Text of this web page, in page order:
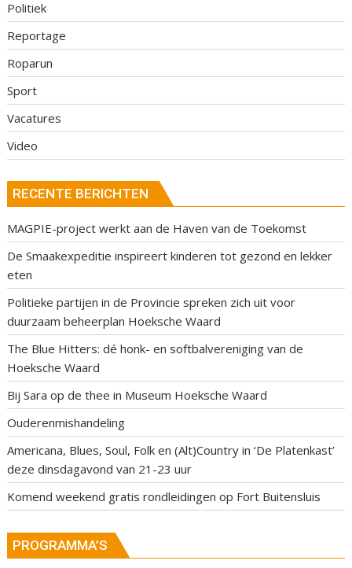
Politiek
Reportage
Roparun
Sport
Vacatures
Video
RECENTE BERICHTEN
MAGPIE-project werkt aan de Haven van de Toekomst
De Smaakexpeditie inspireert kinderen tot gezond en lekker
eten
Politieke partijen in de Provincie spreken zich uit voor
duurzaam beheerplan Hoeksche Waard
The Blue Hitters: dé honk- en softbalvereniging van de
Hoeksche Waard
Bij Sara op de thee in Museum Hoeksche Waard
Ouderenmishandeling
Americana, Blues, Soul, Folk en (Alt)Country in ‘De Platenkast’
deze dinsdagavond van 21-23 uur
Komend weekend gratis rondleidingen op Fort Buitensluis
PROGRAMMA’S